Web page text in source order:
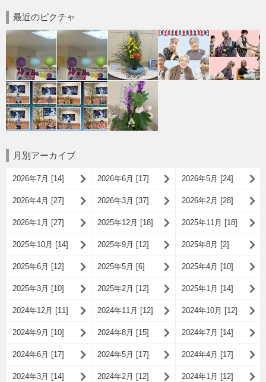
最近のピクチャ
月別アーカイブ
2026年7月 [14] 2026年6月 [17] 2026年5月 [24]
2026年4月 [27] 2026年3月 [37] 2026年2月 [28]
2026年1月 [27] 2025年12月 [18] 2025年11月 [18]
2025年10月 [14] 2025年9月 [12] 2025年8月 [2]
2025年6月 [12] 2025年5月 [6] 2025年4月 [10]
2025年3月 [10] 2025年2月 [12] 2025年1月 [14]
2024年12月 [11] 2024年11月 [12] 2024年10月 [12]
2024年9月 [10] 2024年8月 [15] 2024年7月 [14]
2024年6月 [17] 2024年5月 [17] 2024年4月 [17]
2024年3月 [14] 2024年2月 [12] 2024年1月 [12]